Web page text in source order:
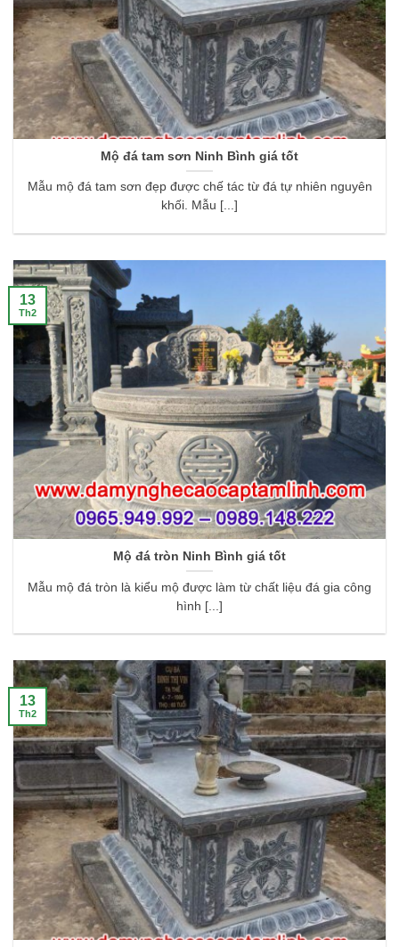
Mộ đá tam sơn Ninh Bình giá tốt
Mẫu mộ đá tam sơn đẹp được chế tác từ đá tự nhiên nguyên
khối. Mẫu [...]
Mộ đá tròn Ninh Bình giá tốt
Mẫu mộ đá tròn là kiểu mộ được làm từ chất liệu đá gia công
hình [...]
13
Th2
13
Th2